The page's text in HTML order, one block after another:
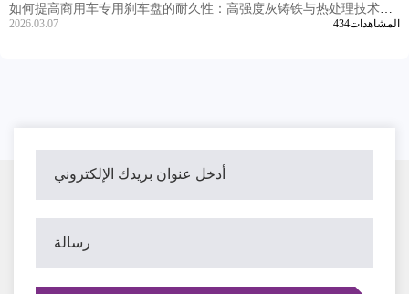
如何提高商用车专用刹车盘的耐久性：高强度灰铸铁与热处理技术解
析
2026.03.07 434المشاهدات